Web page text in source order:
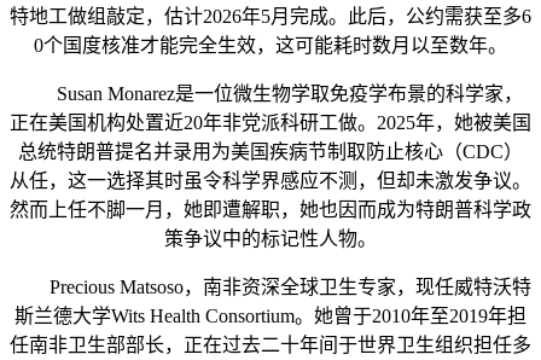
特地工做组敲定，估计2026年5月完成。此后，公约需获至多6
0个国度核准才能完全生效，这可能耗时数月以至数年。
Susan Monarez是一位微生物学取免疫学布景的科学家，
正在美国机构处置近20年非党派科研工做。2025年，她被美国
总统特朗普提名并录用为美国疾病节制取防止核心（CDC）
从任，这一选择其时虽令科学界感应不测，但却未激发争议。
然而上任不脚一月，她即遭解职，她也因而成为特朗普科学政
策争议中的标记性人物。
Precious Matsoso，南非资深全球卫生专家，现任威特沃特
斯兰德大学Wits Health Consortium。她曾于2010年至2019年担
任南非卫生部部长，正在过去二十年间于世界卫生组织担任多